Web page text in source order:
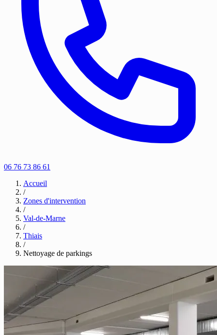
06 76 73 86 61
Accueil
/
Zones d'intervention
/
Val-de-Marne
/
Thiais
/
Nettoyage de parkings